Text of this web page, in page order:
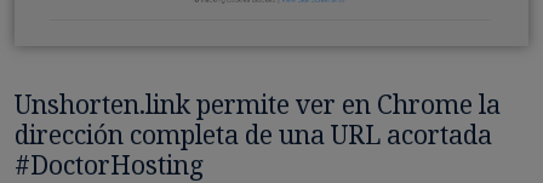
Unshorten.link permite ver en Chrome la
dirección completa de una URL acortada
#DoctorHosting